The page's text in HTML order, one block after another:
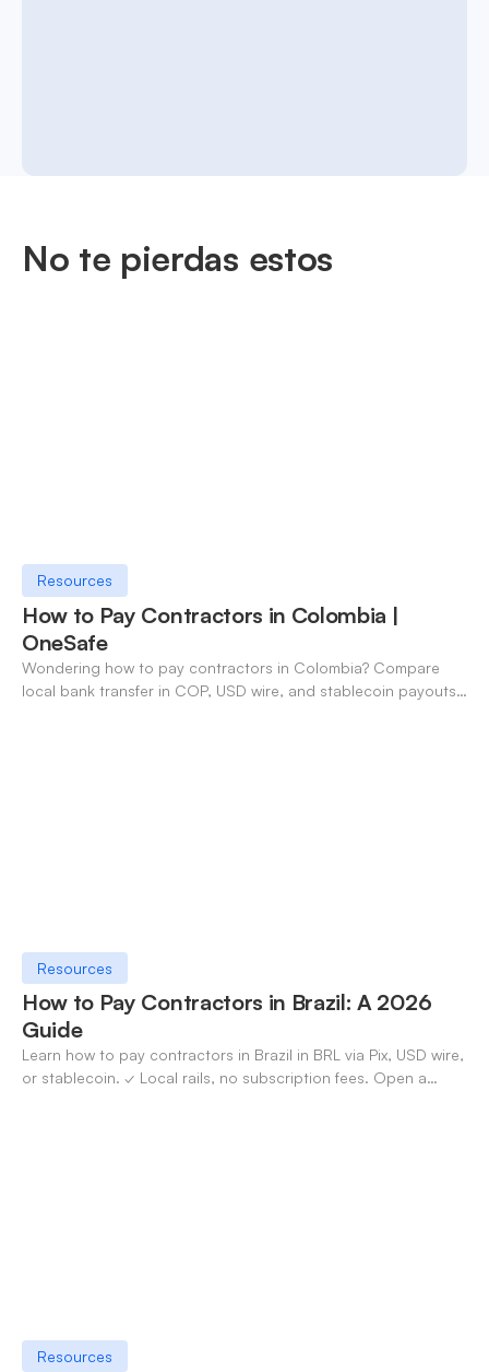
No te pierdas estos
Resources
How to Pay Contractors in Colombia |
OneSafe
Wondering how to pay contractors in Colombia? Compare
local bank transfer in COP, USD wire, and stablecoin payouts.
Resources
How to Pay Contractors in Brazil: A 2026
Guide
Learn how to pay contractors in Brazil in BRL via Pix, USD wire,
or stablecoin. ✓ Local rails, no subscription fees. Open a
Resources